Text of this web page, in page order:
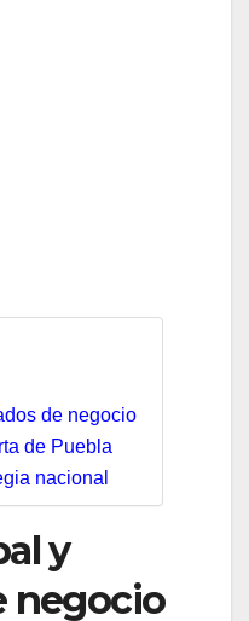
de negocio
de Puebla
nacional
y
negocio